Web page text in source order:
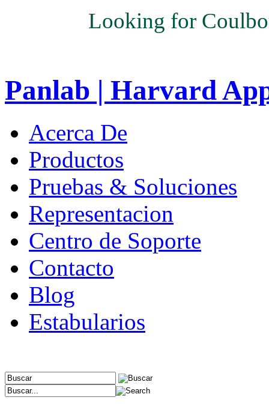
Looking for
Panlab | Harvard
Acerca De
Productos
Pruebas & Soluciones
Representacion
Centro de Soporte
Contacto
Blog
Estabularios